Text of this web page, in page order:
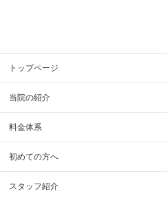
トップページ
当院の紹介
料金体系
初めての方へ
スタッフ紹介